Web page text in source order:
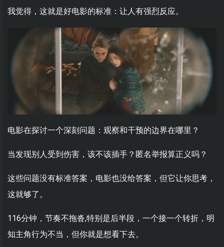
我觉得，这就是好电影的标准：让人有强烈反应。
电影在探讨一个深刻问题：观察和干预的边界在哪里？
当发现别人受到伤害，该不该插手？匿名举报算正义吗？
这些问题没有标准答案，电影也没给答案，但它让你思考，
这就够了。
116分钟，节奏不拖沓,特别是后半段，一个接一个转折，明
知主角行为不当，但你就是想看下去。